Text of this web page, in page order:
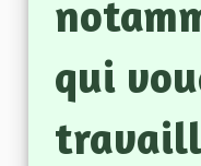
qui